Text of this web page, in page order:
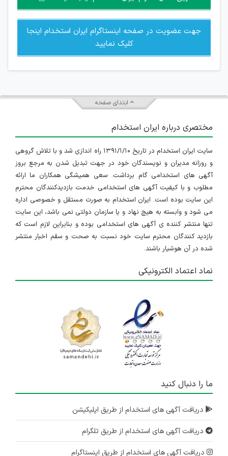
جهت عضویت در صفحه اینستاگرام ایران استخدام اینجا
کلیک نمایید
ابتدای صفحه
مختصری درباره ایران استخدام
سایت ایران استخدام در تاریخ ۱۳۹۱/۱/۱۰ راه اندازی شد و با تلاش گروهی
و روزانه مدیران و نویسندگان خود در جهت تبدیل شدن به مرجع بروز
آگهی های استخدامی گام برداشت. سعی همیشگی همکاران ما ارائه
مطلوب و با کیفیت آگهی های استخدامی خدمت بازدیدکنندگان محترم
این سایت بوده است. ایران استخدام به صورت مستقل و خصوصی اداره
می شود و وابسته به هیچ نهاد و یا سازمان دولتی نمی باشد، این سایت
تنها منتشر کننده ی آگهی های استخدامی بوده و بنابراین لازم است که
بازدید کنندگان محترم سایت خود نسبت به صحت و سقم اخبار منتشر
شده در آن هوشیار باشند.
نماد اعتماد الکترونیکی
ما را دنبال کنید
دریافت آگهی های استخدام از طریق اپلیکیشن
دریافت آگهی های استخدام از طریق تلگرام
دریافت آگهی های استخدام از طریق اینستاگرام